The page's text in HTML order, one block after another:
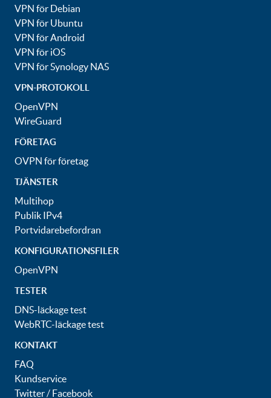
VPN för Debian
VPN för Ubuntu
VPN för Android
VPN för iOS
VPN för Synology NAS
VPN-PROTOKOLL
OpenVPN
WireGuard
FÖRETAG
OVPN för företag
TJÄNSTER
Multihop
Publik IPv4
Portvidarebefordran
KONFIGURATIONSFILER
OpenVPN
TESTER
DNS-läckage test
WebRTC-läckage test
KONTAKT
FAQ
Kundservice
Twitter/ Facebook